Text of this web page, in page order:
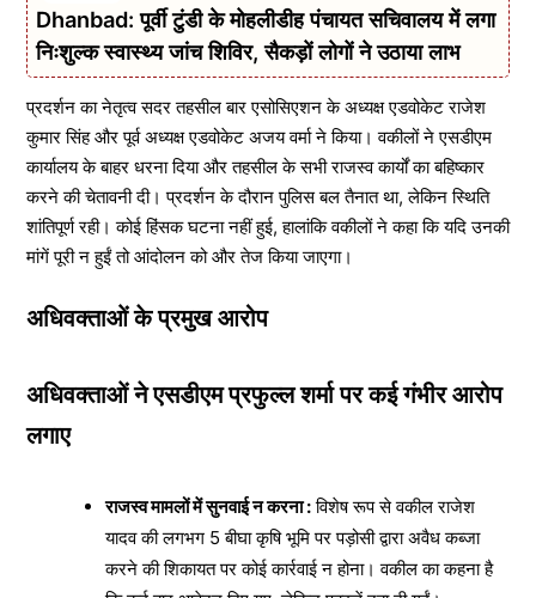
Dhanbad: पूर्वी टुंडी के मोहलीडीह पंचायत सचिवालय में लगा
निःशुल्क स्वास्थ्य जांच शिविर, सैकड़ों लोगों ने उठाया लाभ
प्रदर्शन का नेतृत्व सदर तहसील बार एसोसिएशन के अध्यक्ष एडवोकेट राजेश
कुमार सिंह और पूर्व अध्यक्ष एडवोकेट अजय वर्मा ने किया। वकीलों ने एसडीएम
कार्यालय के बाहर धरना दिया और तहसील के सभी राजस्व कार्यों का बहिष्कार
करने की चेतावनी दी। प्रदर्शन के दौरान पुलिस बल तैनात था, लेकिन स्थिति
शांतिपूर्ण रही। कोई हिंसक घटना नहीं हुई, हालांकि वकीलों ने कहा कि यदि उनकी
मांगें पूरी न हुईं तो आंदोलन को और तेज किया जाएगा।
अधिवक्ताओं के प्रमुख आरोप
अधिवक्ताओं ने एसडीएम प्रफुल्ल शर्मा पर कई गंभीर आरोप
लगाए
राजस्व मामलों में सुनवाई न करना :विशेष रूप से वकील राजेश
यादव की लगभग 5 बीघा कृषि भूमि पर पड़ोसी द्वारा अवैध कब्जा
करने की शिकायत पर कोई कार्रवाई न होना। वकील का कहना है